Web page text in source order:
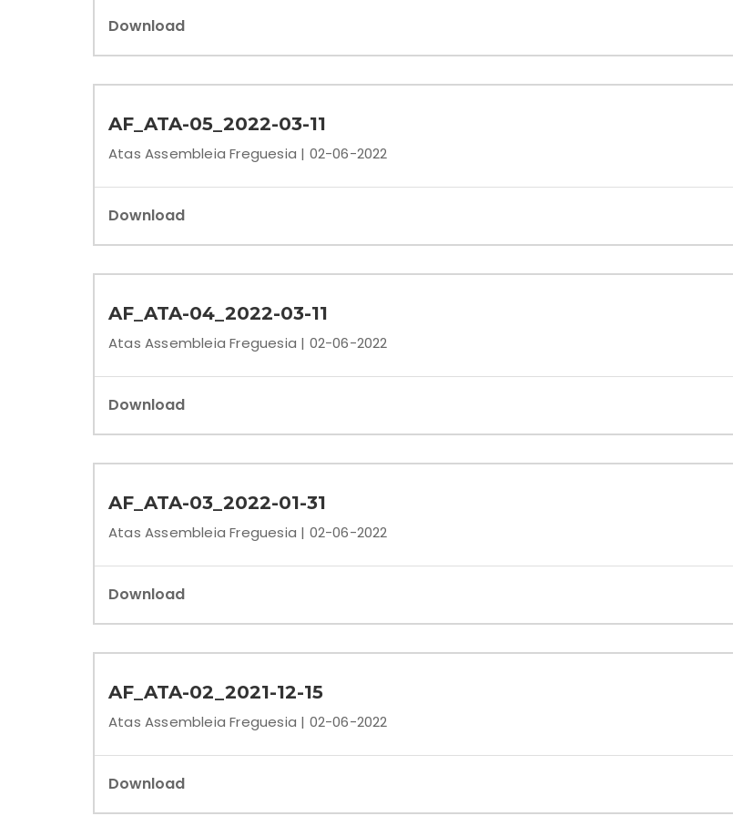
Download
AF_ATA-05_2022-03-11
Atas Assembleia Freguesia | 02-06-2022
Download
AF_ATA-04_2022-03-11
Atas Assembleia Freguesia | 02-06-2022
Download
AF_ATA-03_2022-01-31
Atas Assembleia Freguesia | 02-06-2022
Download
AF_ATA-02_2021-12-15
Atas Assembleia Freguesia | 02-06-2022
Download